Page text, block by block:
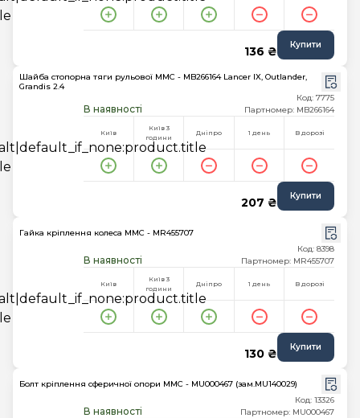
136 ₴ Купити
Шайба стопорна тяги рульової MMC - MB266164 Lancer IX, Outlander,
Grandis 2.4
В наявності
Код: 7775
Партномер: MB266164
Київ
Київ 3
години
Дніпро 1 день В дорозі
207 ₴ Купити
Гайка кріплення колеса MMC - MR455707
В наявності
Код: 8398
Партномер: MR455707
Київ
Київ 3
години
Дніпро 1 день В дорозі
130 ₴ Купити
Болт кріплення сферичної опори MMC - MU000467 (зам.MU140029)
В наявності
Код: 13326
Партномер: MU000467